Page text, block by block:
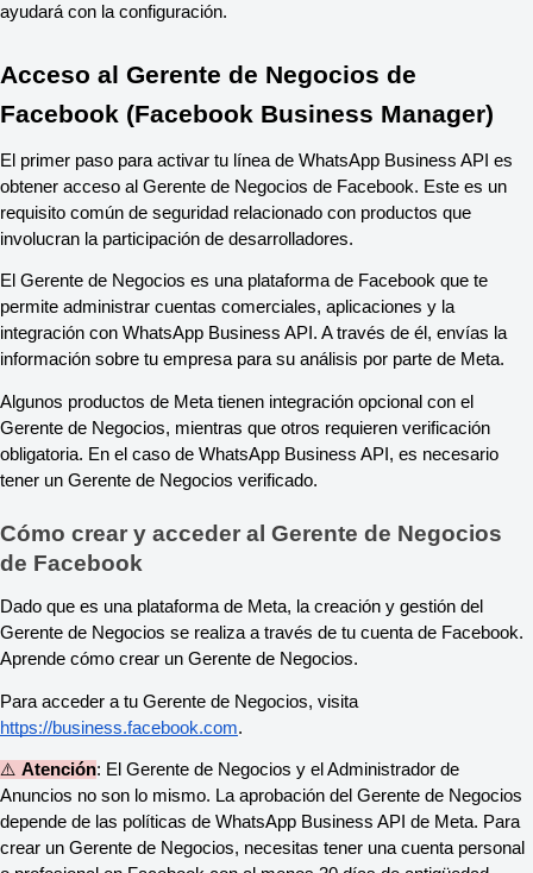
ayudará con la configuración.
Acceso al Gerente de Negocios de
Facebook (Facebook Business Manager)
El primer paso para activar tu línea de WhatsApp Business API es
obtener acceso al Gerente de Negocios de Facebook. Este es un
requisito común de seguridad relacionado con productos que
involucran la participación de desarrolladores.
El Gerente de Negocios es una plataforma de Facebook que te
permite administrar cuentas comerciales, aplicaciones y la
integración con WhatsApp Business API. A través de él, envías la
información sobre tu empresa para su análisis por parte de Meta.
Algunos productos de Meta tienen integración opcional con el
Gerente de Negocios, mientras que otros requieren verificación
obligatoria. En el caso de WhatsApp Business API, es necesario
tener un Gerente de Negocios verificado.
Cómo crear y acceder al Gerente de Negocios
de Facebook
Dado que es una plataforma de Meta, la creación y gestión del
Gerente de Negocios se realiza a través de tu cuenta de Facebook.
Aprende cómo crear un Gerente de Negocios.
Para acceder a tu Gerente de Negocios, visita
https://business.facebook.com.
⚠️ Atención: El Gerente de Negocios y el Administrador de
Anuncios no son lo mismo. La aprobación del Gerente de Negocios
depende de las políticas de WhatsApp Business API de Meta. Para
crear un Gerente de Negocios, necesitas tener una cuenta personal